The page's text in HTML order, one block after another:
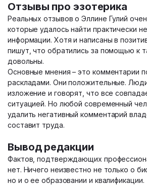
Отзывы про эзотерика
Реальных отзывов о Эллине Гулий
которые удалось найти практически
информации. Хотя и написаны в
пишут, что обратились за помощью к
довольны.
Основные мнения – это комментарии
раскладами. Они положительные.
изложение и говорят, что все
ситуацией. Но любой современный
удалить негативный комментарий
составит труда.
Вывод редакции
Фактов, подтверждающих
нет. Ничего неизвестно не только о
но и о ее образовании и квалификации.